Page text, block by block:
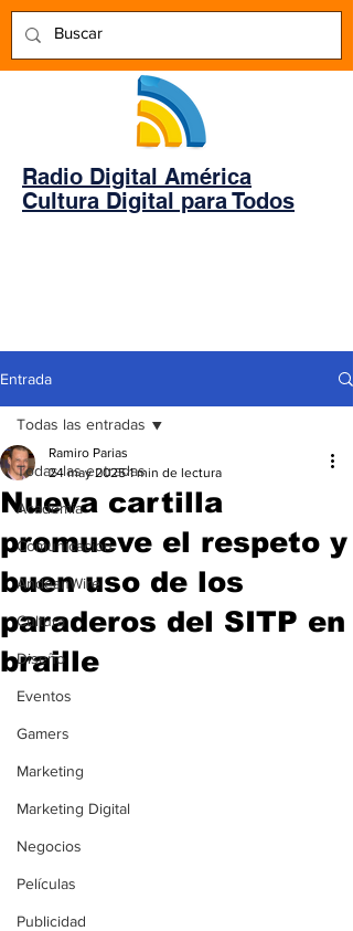
Radio Digital América
Cultura Digital para Todos
Entrada
Todas las entradas
Academia
Comunicación
AndeanWire
Cultura
Diseño
Eventos
Gamers
Marketing
Marketing Digital
Negocios
Películas
Publicidad
Todas las entradas
Nueva cartilla
promueve el respeto y
buen uso de los
paraderos del SITP en
braille
Ramiro Parias
24 may 2025 1 min de lectura